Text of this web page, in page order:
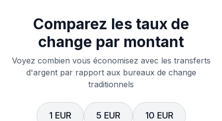
Comparez les taux de
change par montant
Voyez combien vous économisez avec les transferts
d'argent par rapport aux bureaux de change
traditionnels
1 EUR 5 EUR 10 EUR